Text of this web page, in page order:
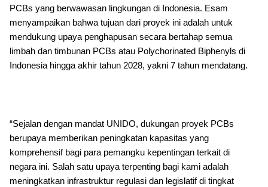
PCBs yang berwawasan lingkungan di Indonesia. Esam
menyampaikan bahwa tujuan dari proyek ini adalah untuk
mendukung upaya penghapusan secara bertahap semua
limbah dan timbunan PCBs atau Polychorinated Biphenyls di
Indonesia hingga akhir tahun 2028, yakni 7 tahun mendatang.
“Sejalan dengan mandat UNIDO, dukungan proyek PCBs
berupaya memberikan peningkatan kapasitas yang
komprehensif bagi para pemangku kepentingan terkait di
negara ini. Salah satu upaya terpenting bagi kami adalah
meningkatkan infrastruktur regulasi dan legislatif di tingkat